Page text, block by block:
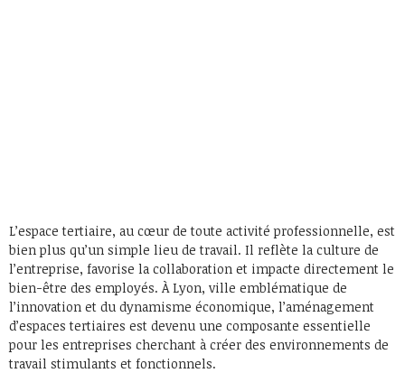
L’espace tertiaire, au cœur de toute activité professionnelle, est
bien plus qu’un simple lieu de travail. Il reflète la culture de
l’entreprise, favorise la collaboration et impacte directement le
bien-être des employés. À Lyon, ville emblématique de
l’innovation et du dynamisme économique, l’aménagement
d’espaces tertiaires est devenu une composante essentielle
pour les entreprises cherchant à créer des environnements de
travail stimulants et fonctionnels.